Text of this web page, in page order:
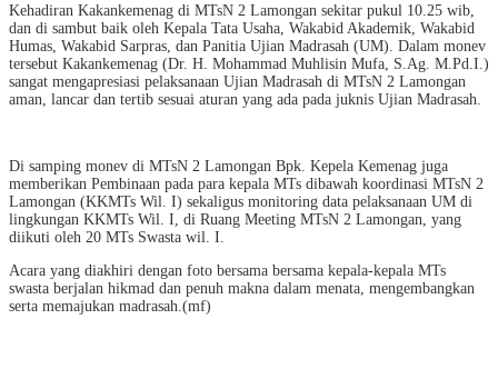
Kehadiran Kakankemenag di MTsN 2 Lamongan sekitar pukul 10.25 wib,
dan di sambut baik oleh Kepala Tata Usaha, Wakabid Akademik, Wakabid
Humas, Wakabid Sarpras, dan Panitia Ujian Madrasah (UM). Dalam monev
tersebut Kakankemenag (Dr. H. Mohammad Muhlisin Mufa, S.Ag. M.Pd.I.)
sangat mengapresiasi pelaksanaan Ujian Madrasah di MTsN 2 Lamongan
aman, lancar dan tertib sesuai aturan yang ada pada juknis Ujian Madrasah.
Di samping monev di MTsN 2 Lamongan Bpk. Kepela Kemenag juga
memberikan Pembinaan pada para kepala MTs dibawah koordinasi MTsN 2
Lamongan (KKMTs Wil. I) sekaligus monitoring data pelaksanaan UM di
lingkungan KKMTs Wil. I, di Ruang Meeting MTsN 2 Lamongan, yang
diikuti oleh 20 MTs Swasta wil. I.
Acara yang diakhiri dengan foto bersama bersama kepala-kepala MTs
swasta berjalan hikmad dan penuh makna dalam menata, mengembangkan
serta memajukan madrasah.(mf)